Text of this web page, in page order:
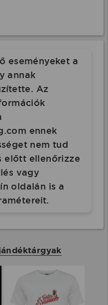
eseményeket a
annak
Az
ennek
nem tud
előtt ellenőrizze
vagy
oldalán is a